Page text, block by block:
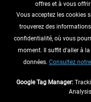
RENONCER AU
INFORMATIONS
NE MANQUEZ
offres et à vous
Vous acceptez les cookies
trouverez des
confidentialité, où vous
moment. Il suffit d'aller à
données. Consultez
Google Tag Manager: